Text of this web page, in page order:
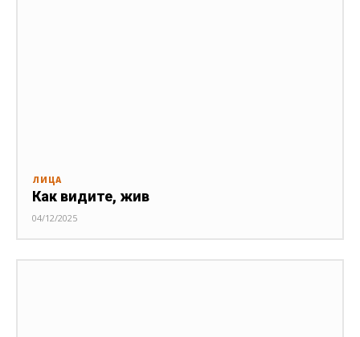
ЛИЦА
Как видите, жив
04/12/2025